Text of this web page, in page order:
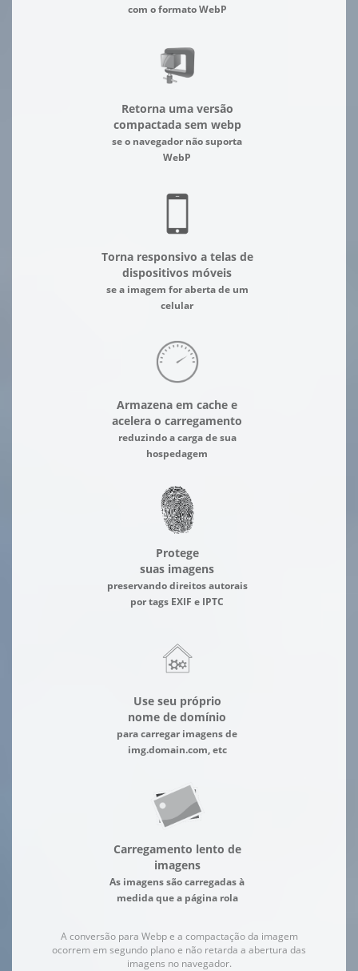
com o formato WebP
Retorna uma versão
compactada sem webp
se o navegador não suporta
WebP
Torna responsivo a telas de
dispositivos móveis
se a imagem for aberta de um
celular
Armazena em cache e
acelera o carregamento
reduzindo a carga de sua
hospedagem
Protege
suas imagens
preservando direitos autorais
por tags EXIF e IPTC
Use seu próprio
nome de domínio
para carregar imagens de
img.domain.com, etc
Carregamento lento de
imagens
As imagens são carregadas à
medida que a página rola
A conversão para Webp e a compactação da imagem
ocorrem em segundo plano e não retarda a abertura das
imagens no navegador.